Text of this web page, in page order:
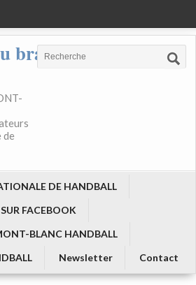
bras
de
DE HANDBALL
FACEBOOK
BLANC HANDBALL
Newsletter Contact